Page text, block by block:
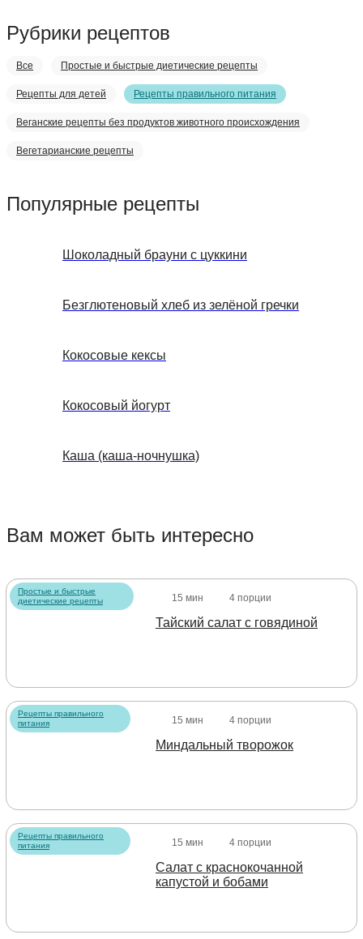
Рубрики рецептов
Все Простые и быстрые диетические рецепты
Рецепты для детей Рецепты правильного питания
Веганские рецепты без продуктов животного происхождения
Вегетарианские рецепты
Популярные рецепты
Шоколадный брауни с цуккини
Безглютеновый хлеб из зелёной гречки
Кокосовые кексы
Кокосовый йогурт
Каша (каша-ночнушка)
Вам может быть интересно
Простые и быстрые
диетические рецепты
15 мин 4 порции
Тайский салат с говядиной
Рецепты правильного
питания
15 мин 4 порции
Миндальный творожок
Рецепты правильного
питания
15 мин 4 порции
Салат с краснокочанной
капустой и бобами